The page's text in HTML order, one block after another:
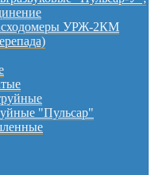
УРЖ-2КМ
"Пульсар"